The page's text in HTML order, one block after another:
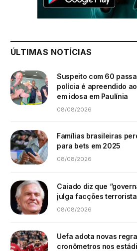
ÚLTIMAS NOTÍCIAS
Suspeito com 60
polícia é apreendido
em idosa em Paulínia
08/08/2026
Famílias brasileiras
para bets em 2025
08/08/2026
Caiado diz que
julga facções
08/08/2026
Uefa adota novas
cronômetros nos